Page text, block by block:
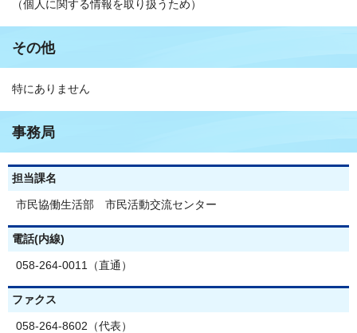
（個人に関する情報を取り扱うため）
その他
特にありません
事務局
担当課名
市民協働生活部 市民活動交流センター
電話(内線)
058-264-0011（直通）
ファクス
058-264-8602（代表）